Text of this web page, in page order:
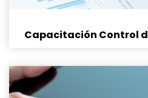
Capacitación Control